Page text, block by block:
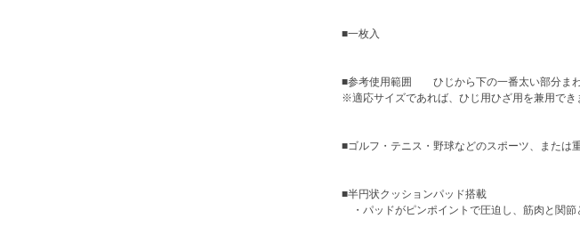
■一枚入
■参考使用範囲 ひじから下の一番太い部分
※適応サイズであれば、ひじ用ひざ用を兼用でき
■ゴルフ・テニス・野球などのスポーツ、または
■半円状クッションパッド搭載
・パッドがピンポイントで圧迫し、筋肉と関節